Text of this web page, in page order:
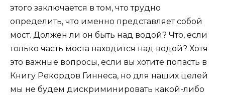
этого заключается в том, что трудно
определить, что именно представляет собой
мост. Должен ли он быть над водой? Что, если
только часть моста находится над водой? Хотя
это важные вопросы, если вы хотите попасть в
Книгу Рекордов Гиннеса, но для наших целей
мы не будем дискриминировать какой-либо